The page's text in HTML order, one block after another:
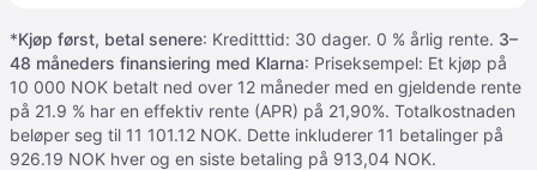
*Kjøp først, betal senere: Kreditttid: 30 dager. 0 % årlig rente. 3–
48 måneders finansiering med Klarna: Priseksempel: Et kjøp på
10 000 NOK betalt ned over 12 måneder med en gjeldende rente
på 21.9 % har en effektiv rente (APR) på 21,90%. Totalkostnaden
beløper seg til 11 101.12 NOK. Dette inkluderer 11 betalinger på
926.19 NOK hver og en siste betaling på 913,04 NOK.